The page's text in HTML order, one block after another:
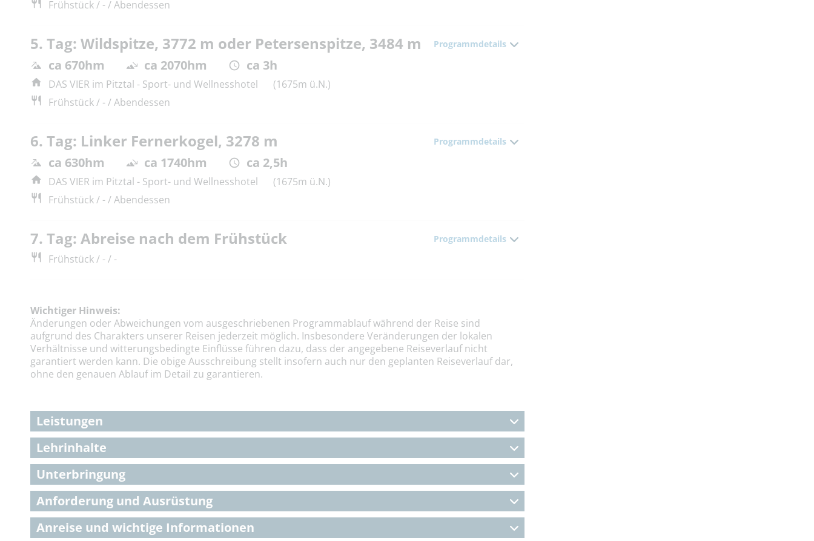
Frühstück / - / Abendessen
5. Tag: Wildspitze, 3772 m oder Petersenspitze, 3484 m Programmdetails
ca 670hm ca 2070hm ca 3h
DAS VIER im Pitztal - Sport- und Wellnesshotel
(1675m ü.N.)
Frühstück / - / Abendessen
6. Tag: Linker Fernerkogel, 3278 m Programmdetails
ca 630hm ca 1740hm ca 2,5h
DAS VIER im Pitztal - Sport- und Wellnesshotel
(1675m ü.N.)
Frühstück / - / Abendessen
7. Tag: Abreise nach dem Frühstück Programmdetails
Frühstück / - / -
Wichtiger Hinweis:
Änderungen oder Abweichungen vom ausgeschriebenen Programmablauf während der Reise sind
aufgrund des Charakters unserer Reisen jederzeit möglich. Insbesondere Veränderungen der lokalen
Verhältnisse und witterungsbedingte Einflüsse führen dazu, dass der angegebene Reiseverlauf nicht
garantiert werden kann. Die obige Ausschreibung stellt insofern auch nur den geplanten Reiseverlauf dar,
ohne den genauen Ablauf im Detail zu garantieren.
Leistungen
Lehrinhalte
Unterbringung
Anforderung und Ausrüstung
Anreise und wichtige Informationen